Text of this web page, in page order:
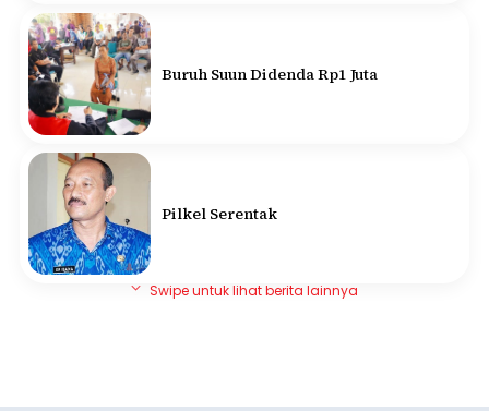
Buruh Suun Didenda Rp1 Juta
Pilkel Serentak
Swipe untuk lihat berita lainnya